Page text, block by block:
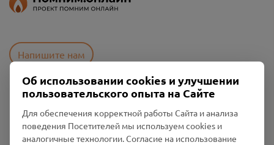
Напишите нам
Политика конфиденциальности
Промо-материалы
Об использовании cookies и улучшении
пользовательского опыта на Сайте
Для обеспечения корректной работы Сайта и анализа
поведения Посетителей мы используем cookies и
аналогичные технологии. Согласие на использование